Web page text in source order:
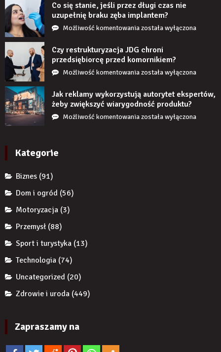
zamontowaniu?
Co się stanie, jeśli przez długi czas nie
uzupełnię braku zęba implantem?
Możliwość komentowaniaCo
stanie,
jeśli
przez
czas
nie
uzupełnię
braku
została wyłączona
Czy restrukturyzacja JDG chroni
przedsiębiorcę przed komornikiem?
Możliwość komentowaniaCzy
JDG
chroni
przedsiębiorcę
została wyłączona
Jak reklamy wykorzystują autorytet ekspertów,
żeby zwiększyć wiarygodność produktu?
Możliwość komentowaniaJak
została wyłączona
Kategorie
Biznes (91)
Dom i ogród (56)
Motoryzacja (3)
Przemysł (88)
Sport i turystyka (13)
Technologia (74)
Uncategorized (20)
Zdrowie i uroda (449)
Zapraszamy na